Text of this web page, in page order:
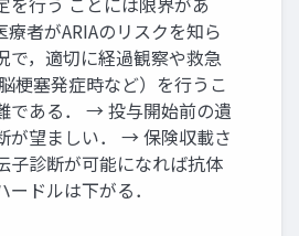
療者がARIAのリスクを知ら
で，適切に経過観察や救急
梗塞発症時など）を行うこ
である． → 投与開始前の遺
が望ましい． → 保険収載さ
子診断が可能になれば抗体
ードルは下がる．